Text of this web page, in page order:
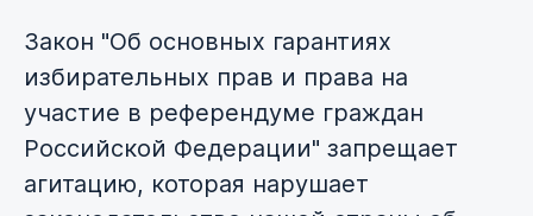
Закон "Об основных гарантиях
избирательных прав и права на
участие в референдуме граждан
Российской Федерации" запрещает
агитацию, которая нарушает